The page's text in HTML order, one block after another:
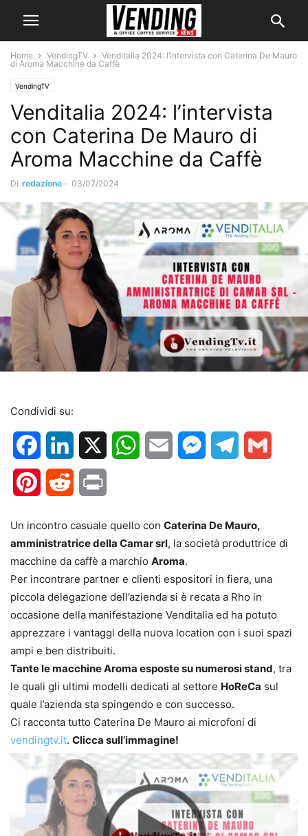
Home VendingTV
Venditalia 2024: l’intervista con Caterina De Mauro
di Aroma Macchine da Caffè
VendingTV
Venditalia 2024: l’intervista
con Caterina De Mauro di
Aroma Macchine da Caffè
Di redazione - 03/07/2024
Condividi su:
FacebookLinkedIn WhatsApp
Email MessengerTelegram
PinterestReddit
Un incontro casuale quello con Caterina De Mauro,
amministratrice della Camar srl, la società produttrice di
macchine da caffè a marchio Aroma.
Per incontrare partner e clienti espositori in fiera, una
piccola delegazione dell’azienda si è recata a Rho in
occasione della manifestazione Venditalia ed ha potuto
apprezzare i vantaggi della nuova location con i suoi spazi
ampi e ben distribuiti.
Tante le macchine Aroma esposte su numerosi stand, tra
le quali gli ultimi modelli dedicati al settore HoReCa sul
quale l’azienda sta spingendo e con successo.
Ci racconta tutto Caterina De Mauro ai microfoni di
vendingtv.it. Clicca sull’immagine!